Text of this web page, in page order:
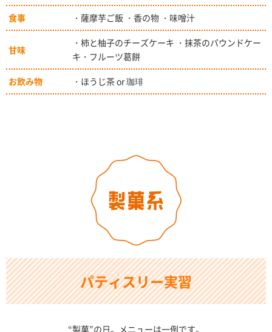
食事 ・薩摩芋ご飯 ・香の物 ・味噌汁
甘味
・柿と柚子のチーズケーキ ・抹茶のパウンドケー
キ・フルーツ葛餅
お飲み物 ・ほうじ茶 or 珈琲
パティスリー実習
“製菓”の日。メニューは一例です。